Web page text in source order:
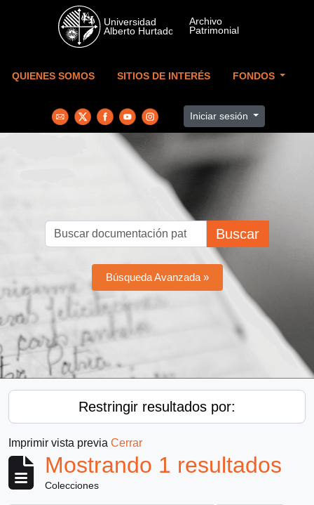
Skip to main content
QUIENES SOMOS SITIOS DE INTERÉS FONDOS
Iniciar sesión
Buscar
Búsqueda Avanzada »
Restringir resultados por:
Imprimir vista previa Cerrar
Mostrando 1 resultados
Colecciones